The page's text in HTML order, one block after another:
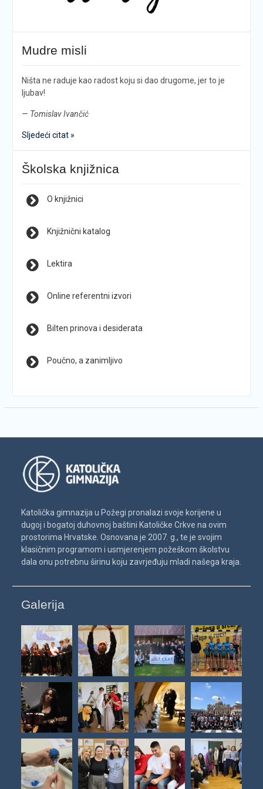
Mudre misli
Ništa ne raduje kao radost koju si dao drugome, jer to je
ljubav!
— Tomislav Ivančić
Sljedeći citat »
Školska knjižnica
O knjižnici
Knjižnični katalog
Lektira
Online referentni izvori
Bilten prinova i desiderata
Poučno, a zanimljivo
Katolička gimnazija u Požegi pronalazi svoje korijene u
dugoj i bogatoj duhovnoj baštini Katoličke Crkve na ovim
prostorima Hrvatske. Osnovana je 2007. g., te je svojim
klasičnim programom i usmjerenjem požeškom školstvu
dala onu potrebnu širinu koju zavrjeđuju mladi našega kraja.
Galerija